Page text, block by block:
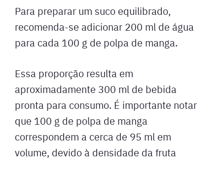
Para preparar um suco equilibrado,
recomenda-se adicionar 200 ml de água
para cada 100 g de polpa de manga.
Essa proporção resulta em
aproximadamente 300 ml de bebida
pronta para consumo. É importante notar
que 100 g de polpa de manga
correspondem a cerca de 95 ml em
volume, devido à densidade da fruta